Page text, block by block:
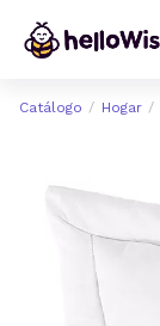
Catálogo Hogar